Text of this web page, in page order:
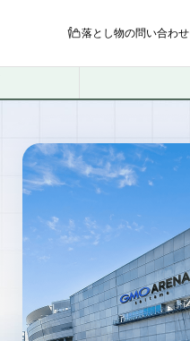
落とし物の問い合わせ